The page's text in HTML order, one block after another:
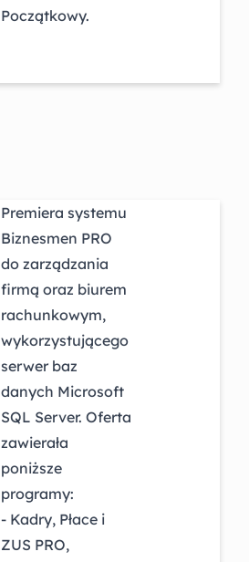
Początkowy.
Premiera systemu
Biznesmen PRO
do zarządzania
firmą oraz biurem
rachunkowym,
wykorzystującego
serwer baz
danych Microsoft
SQL Server. Oferta
zawierała
poniższe
programy:
- Kadry, Płace i
ZUS PRO,